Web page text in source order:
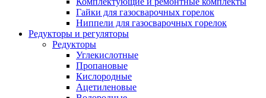
Гайки для газосварочных горелок
Ниппели для газосварочных горелок
Редукторы и регуляторы
Редукторы
Углекислотные
Пропановые
Кислородные
Ацетиленовые